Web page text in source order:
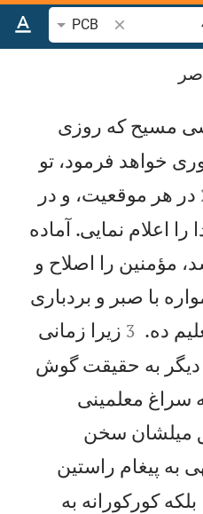
جستجوی آیه یا
PCB
مسيح كه روزی
خواهد فرمود، تو
در هر موقعيت، و در
اعلام نمايی. آماده
مؤمنين را اصلاح و
با صبر و بردباری
ده. 

3 زيرا زمانی
ديگر به حقيقت گوش
سراغ معلمينی
ميلشان سخن
به پيغام راستين
كوركورانه به